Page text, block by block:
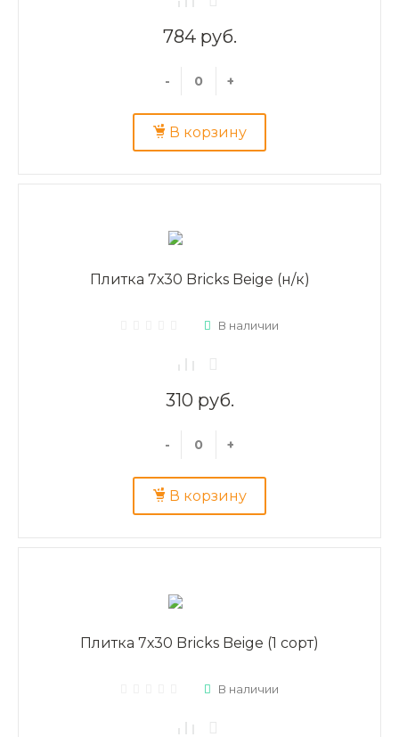
784 руб.
- +
В корзину
Плитка 7х30 Bricks Beige (н/к)
В наличии
310 руб.
- +
В корзину
Плитка 7х30 Bricks Beige (1 сорт)
В наличии